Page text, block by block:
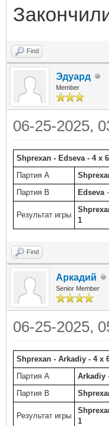
Find
Эдуард
Member
06-25-2025,
Shprexan - Edseva - 4 x 6
Партия A
Партия B
Edseva
Результат игры
1
Find
Аркадий
Senior Member
06-25-2025,
Shprexan - Arkadiy - 4 x
Партия A
Arkadiy
Партия B
Результат игры
1